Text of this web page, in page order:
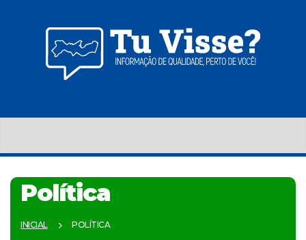
Política
INICIAL POLÍTICA